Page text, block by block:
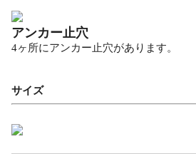
アンカー止穴
4ヶ所にアンカー止穴があります。
サイズ